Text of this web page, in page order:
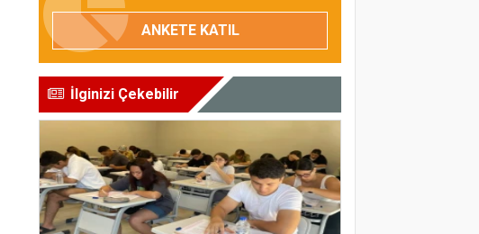
ANKETE KATIL
İlginizi Çekebilir